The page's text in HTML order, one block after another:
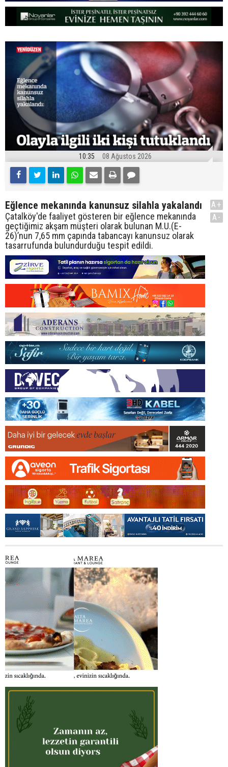
10:35 08 Ağustos 2026
Eğlence mekanında kanunsuz silahla yakalandı
Çatalköy'de faaliyet gösteren bir eğlence mekanında
geçtiğimiz akşam müşteri olarak bulunan M.U.(E-
26)’nun 7,65 mm çapında tabancayı kanunsuz olarak
tasarrufunda bulundurduğu tespit edildi.
A+
A-